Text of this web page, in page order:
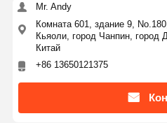
Mr. Andy
Комната 601, здание 9,
Кьяоли, город Чанпин, город
Китай
+86 13650121375